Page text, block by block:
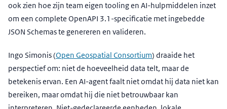
ook zien hoe zijn team eigen tooling en AI-hulpmiddelen inzet
om een complete OpenAPI 3.1-specificatie met ingebedde
JSON Schemas te genereren en valideren.
Ingo Simonis (Open Geospatial Consortium) draaide het
perspectief om: niet de hoeveelheid data telt, maar de
betekenis ervan. Een AI-agent faalt niet omdat hij data niet kan
bereiken, maar omdat hij die niet betrouwbaar kan